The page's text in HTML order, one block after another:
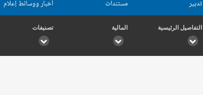
تدبير مستندات أخبار ووسائط إعلام
التفاصيل الرئيسية المالية تصنيفات